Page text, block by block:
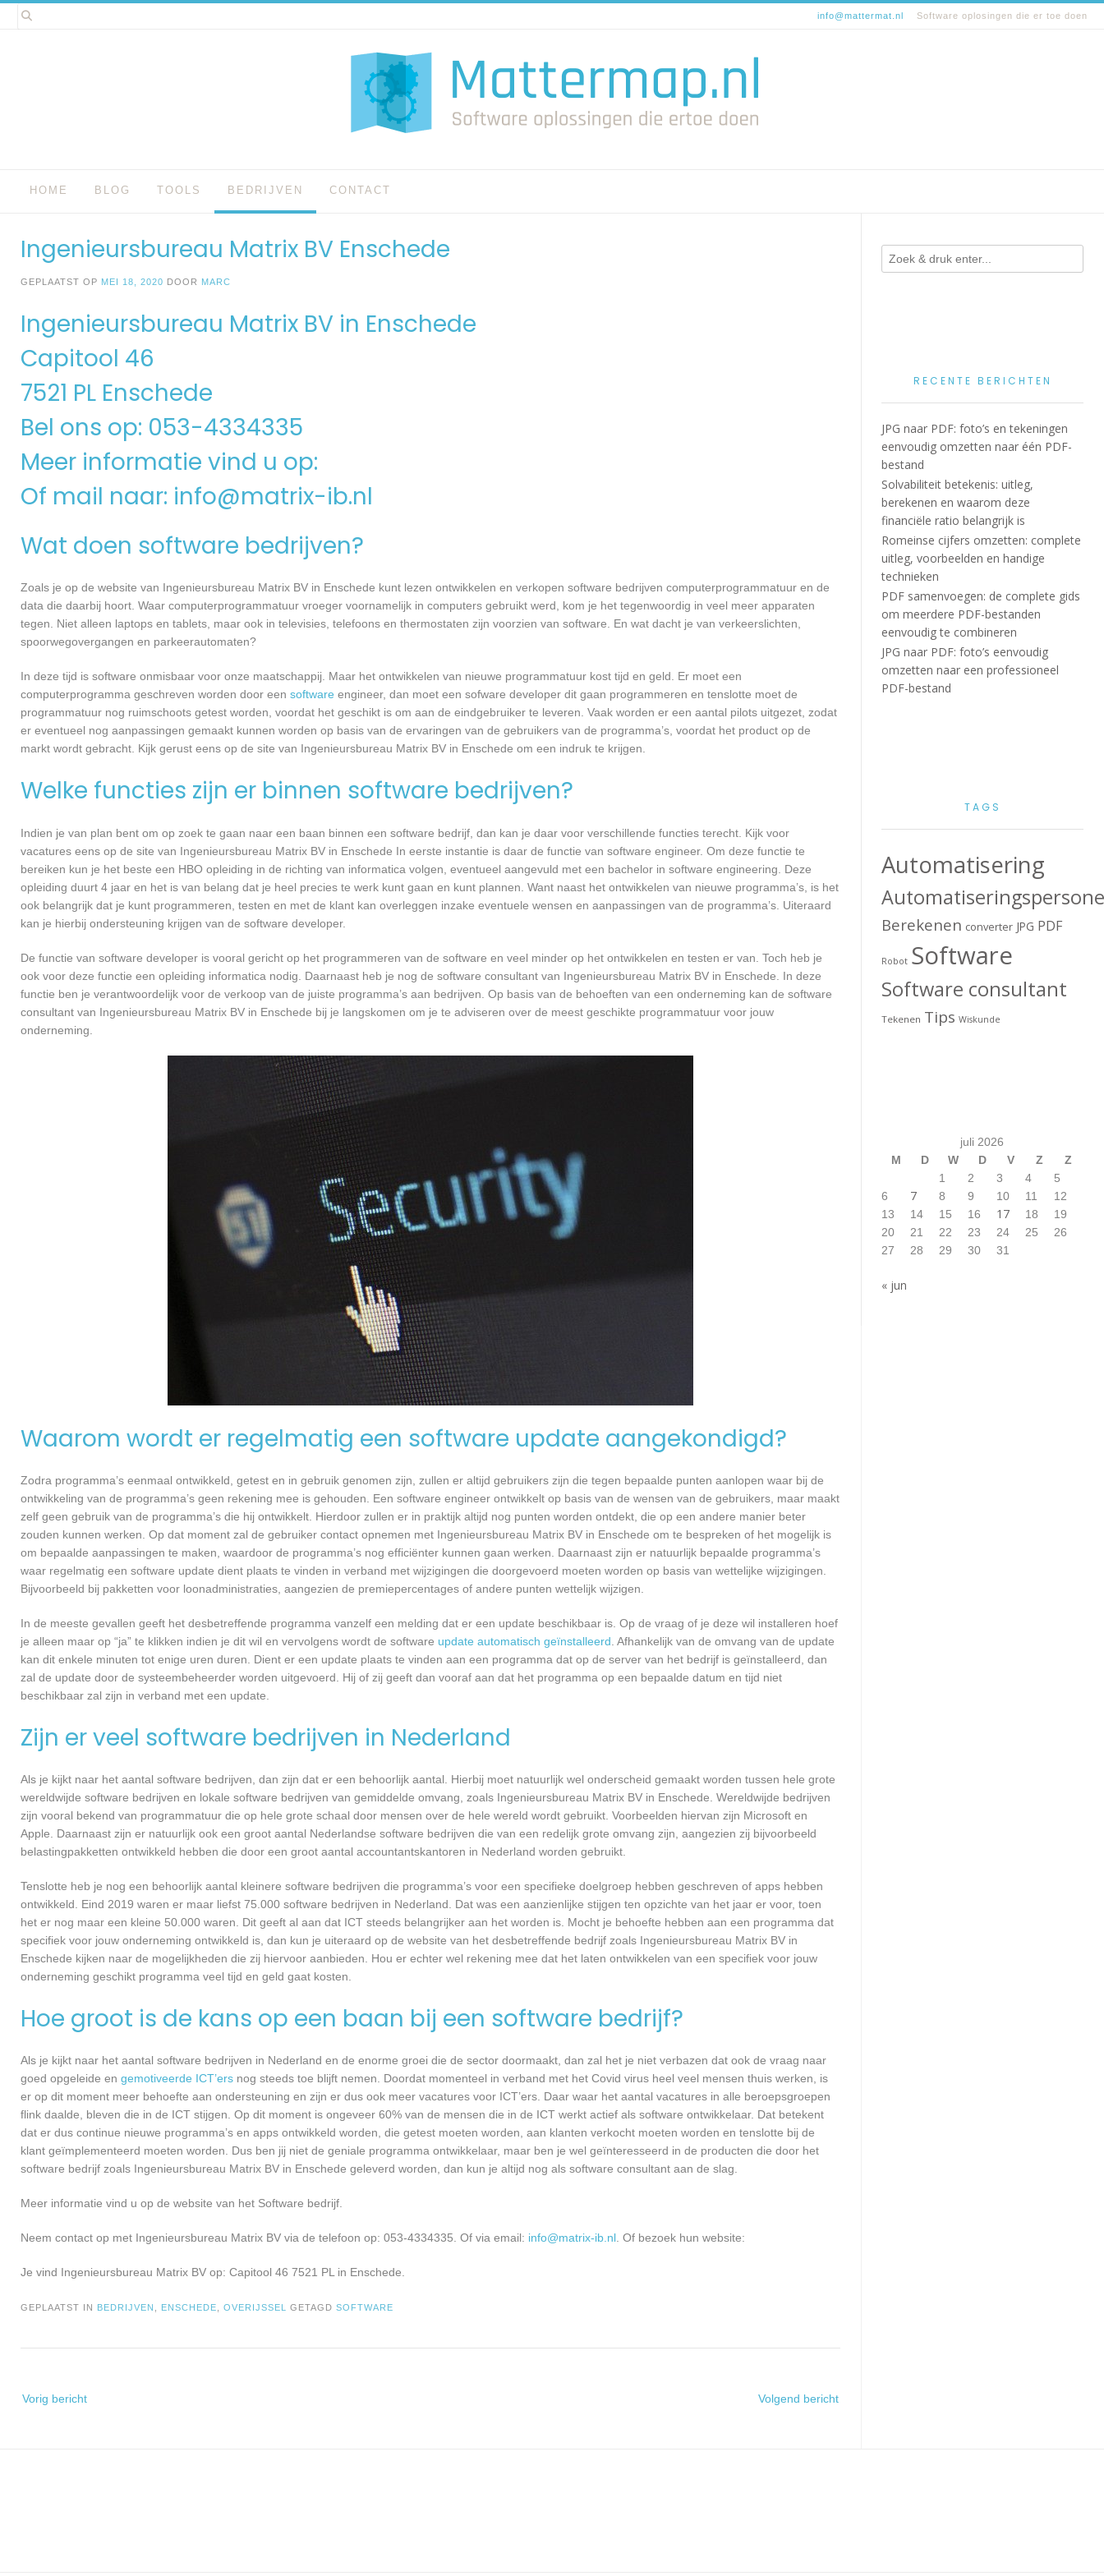
Spring
naar
info@mattermat.nl Software oplosingen die er toe doen
HOME BLOG TOOLS BEDRIJVEN CONTACT
Ingenieursbureau Matrix BV Enschede
GEPLAATST OP MEI 18, 2020 DOOR MARC
Ingenieursbureau Matrix BV in Enschede
Capitool 46
7521 PL Enschede
Bel ons op: 053-4334335
Meer informatie vind u op:
Of mail naar: info@matrix-ib.nl
Wat doen software bedrijven?
Zoals je op de website van Ingenieursbureau Matrix BV in Enschede kunt lezen ontwikkelen en verkopen software bedrijven computerprogrammatuur en de
data die daarbij hoort. Waar computerprogrammatuur vroeger voornamelijk in computers gebruikt werd, kom je het tegenwoordig in veel meer apparaten
tegen. Niet alleen laptops en tablets, maar ook in televisies, telefoons en thermostaten zijn voorzien van software. En wat dacht je van verkeerslichten,
spoorwegovergangen en parkeerautomaten?
In deze tijd is software onmisbaar voor onze maatschappij. Maar het ontwikkelen van nieuwe programmatuur kost tijd en geld. Er moet een
computerprogramma geschreven worden door een software engineer, dan moet een sofware developer dit gaan programmeren en tenslotte moet de
programmatuur nog ruimschoots getest worden, voordat het geschikt is om aan de eindgebruiker te leveren. Vaak worden er een aantal pilots uitgezet, zodat
er eventueel nog aanpassingen gemaakt kunnen worden op basis van de ervaringen van de gebruikers van de programma’s, voordat het product op de
markt wordt gebracht. Kijk gerust eens op de site van Ingenieursbureau Matrix BV in Enschede om een indruk te krijgen.
Welke functies zijn er binnen software bedrijven?
Indien je van plan bent om op zoek te gaan naar een baan binnen een software bedrijf, dan kan je daar voor verschillende functies terecht. Kijk voor
vacatures eens op de site van Ingenieursbureau Matrix BV in Enschede In eerste instantie is daar de functie van software engineer. Om deze functie te
bereiken kun je het beste een HBO opleiding in de richting van informatica volgen, eventueel aangevuld met een bachelor in software engineering. Deze
opleiding duurt 4 jaar en het is van belang dat je heel precies te werk kunt gaan en kunt plannen. Want naast het ontwikkelen van nieuwe programma’s, is het
ook belangrijk dat je kunt programmeren, testen en met de klant kan overleggen inzake eventuele wensen en aanpassingen van de programma’s. Uiteraard
kan je hierbij ondersteuning krijgen van de software developer.
De functie van software developer is vooral gericht op het programmeren van de software en veel minder op het ontwikkelen en testen er van. Toch heb je
ook voor deze functie een opleiding informatica nodig. Daarnaast heb je nog de software consultant van Ingenieursbureau Matrix BV in Enschede. In deze
functie ben je verantwoordelijk voor de verkoop van de juiste programma’s aan bedrijven. Op basis van de behoeften van een onderneming kan de software
consultant van Ingenieursbureau Matrix BV in Enschede bij je langskomen om je te adviseren over de meest geschikte programmatuur voor jouw
onderneming.
Waarom wordt er regelmatig een software update aangekondigd?
Zodra programma’s eenmaal ontwikkeld, getest en in gebruik genomen zijn, zullen er altijd gebruikers zijn die tegen bepaalde punten aanlopen waar bij de
ontwikkeling van de programma’s geen rekening mee is gehouden. Een software engineer ontwikkelt op basis van de wensen van de gebruikers, maar maakt
zelf geen gebruik van de programma’s die hij ontwikkelt. Hierdoor zullen er in praktijk altijd nog punten worden ontdekt, die op een andere manier beter
zouden kunnen werken. Op dat moment zal de gebruiker contact opnemen met Ingenieursbureau Matrix BV in Enschede om te bespreken of het mogelijk is
om bepaalde aanpassingen te maken, waardoor de programma’s nog efficiënter kunnen gaan werken. Daarnaast zijn er natuurlijk bepaalde programma’s
waar regelmatig een software update dient plaats te vinden in verband met wijzigingen die doorgevoerd moeten worden op basis van wettelijke wijzigingen.
Bijvoorbeeld bij pakketten voor loonadministraties, aangezien de premiepercentages of andere punten wettelijk wijzigen.
In de meeste gevallen geeft het desbetreffende programma vanzelf een melding dat er een update beschikbaar is. Op de vraag of je deze wil installeren hoef
je alleen maar op “ja” te klikken indien je dit wil en vervolgens wordt de software update automatisch geïnstalleerd . Afhankelijk van de omvang van de update
kan dit enkele minuten tot enige uren duren. Dient er een update plaats te vinden aan een programma dat op de server van het bedrijf is geïnstalleerd, dan
zal de update door de systeembeheerder worden uitgevoerd. Hij of zij geeft dan vooraf aan dat het programma op een bepaalde datum en tijd niet
beschikbaar zal zijn in verband met een update.
Zijn er veel software bedrijven in Nederland
Als je kijkt naar het aantal software bedrijven, dan zijn dat er een behoorlijk aantal. Hierbij moet natuurlijk wel onderscheid gemaakt worden tussen hele grote
wereldwijde software bedrijven en lokale software bedrijven van gemiddelde omvang, zoals Ingenieursbureau Matrix BV in Enschede. Wereldwijde bedrijven
zijn vooral bekend van programmatuur die op hele grote schaal door mensen over de hele wereld wordt gebruikt. Voorbeelden hiervan zijn Microsoft en
Apple. Daarnaast zijn er natuurlijk ook een groot aantal Nederlandse software bedrijven die van een redelijk grote omvang zijn, aangezien zij bijvoorbeeld
belastingpakketten ontwikkeld hebben die door een groot aantal accountantskantoren in Nederland worden gebruikt.
Tenslotte heb je nog een behoorlijk aantal kleinere software bedrijven die programma’s voor een specifieke doelgroep hebben geschreven of apps hebben
ontwikkeld. Eind 2019 waren er maar liefst 75.000 software bedrijven in Nederland. Dat was een aanzienlijke stijgen ten opzichte van het jaar er voor, toen
het er nog maar een kleine 50.000 waren. Dit geeft al aan dat ICT steeds belangrijker aan het worden is. Mocht je behoefte hebben aan een programma dat
specifiek voor jouw onderneming ontwikkeld is, dan kun je uiteraard op de website van het desbetreffende bedrijf zoals Ingenieursbureau Matrix BV in
Enschede kijken naar de mogelijkheden die zij hiervoor aanbieden. Hou er echter wel rekening mee dat het laten ontwikkelen van een specifiek voor jouw
onderneming geschikt programma veel tijd en geld gaat kosten.
Hoe groot is de kans op een baan bij een software bedrijf?
Als je kijkt naar het aantal software bedrijven in Nederland en de enorme groei die de sector doormaakt, dan zal het je niet verbazen dat ook de vraag naar
goed opgeleide en gemotiveerde ICT’ers nog steeds toe blijft nemen. Doordat momenteel in verband met het Covid virus heel veel mensen thuis werken, is
er op dit moment meer behoefte aan ondersteuning en zijn er dus ook meer vacatures voor ICT’ers. Daar waar het aantal vacatures in alle beroepsgroepen
flink daalde, bleven die in de ICT stijgen. Op dit moment is ongeveer 60% van de mensen die in de ICT werkt actief als software ontwikkelaar. Dat betekent
dat er dus continue nieuwe programma’s en apps ontwikkeld worden, die getest moeten worden, aan klanten verkocht moeten worden en tenslotte bij de
klant geïmplementeerd moeten worden. Dus ben jij niet de geniale programma ontwikkelaar, maar ben je wel geïnteresseerd in de producten die door het
software bedrijf zoals Ingenieursbureau Matrix BV in Enschede geleverd worden, dan kun je altijd nog als software consultant aan de slag.
Meer informatie vind u op de website van het Software bedrijf.
Neem contact op met Ingenieursbureau Matrix BV via de telefoon op: 053-4334335. Of via email: info@matrix-ib.nl . Of bezoek hun website:
Je vind Ingenieursbureau Matrix BV op: Capitool 46 7521 PL in Enschede.
GEPLAATST IN BEDRIJVEN ENSCHEDE OVERIJSSEL GETAGD SOFTWARE
navigatie
Vorig bericht Volgend bericht
RECENTE BERICHTEN
JPG naar PDF: foto’s en tekeningen
eenvoudig omzetten naar één PDF-
bestand
Solvabiliteit betekenis: uitleg,
berekenen en waarom deze
financiële ratio belangrijk is
Romeinse cijfers omzetten: complete
uitleg, voorbeelden en handige
technieken
PDF samenvoegen: de complete gids
om meerdere PDF-bestanden
eenvoudig te combineren
JPG naar PDF: foto’s eenvoudig
omzetten naar een professioneel
PDF-bestand
TAGS
Automatisering
Berekenen converter JPG PDF
Robot Software
Software consultant
Tekenen Tips Wiskunde
juli 2026
M
D W D V Z
Z
1
2 3 4
5
6
7 8 9 10 11
12
13
14 15 16 17 18
19
20
21 22 23 24 25
26
27
28 29 30 31
« jun